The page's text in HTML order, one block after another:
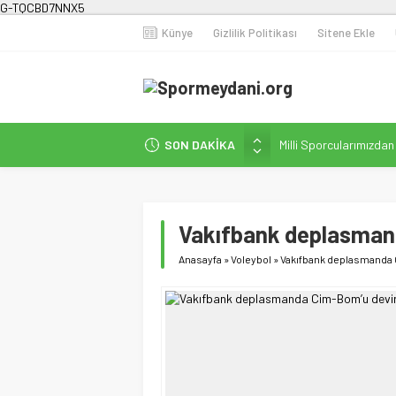
G-TQCBD7NNX5
Künye Gizlilik Politikası Sitene Ekle
SON DAKİKA
Milli
Karanlığa Karşı
Fenerbahçe Kadın
Efor Çay’dan Futbola
Vakıfbank
Anasayfa »Voleybol »Vakıfbank